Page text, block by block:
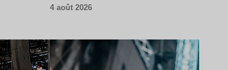
4 août 2026
Lire l’article